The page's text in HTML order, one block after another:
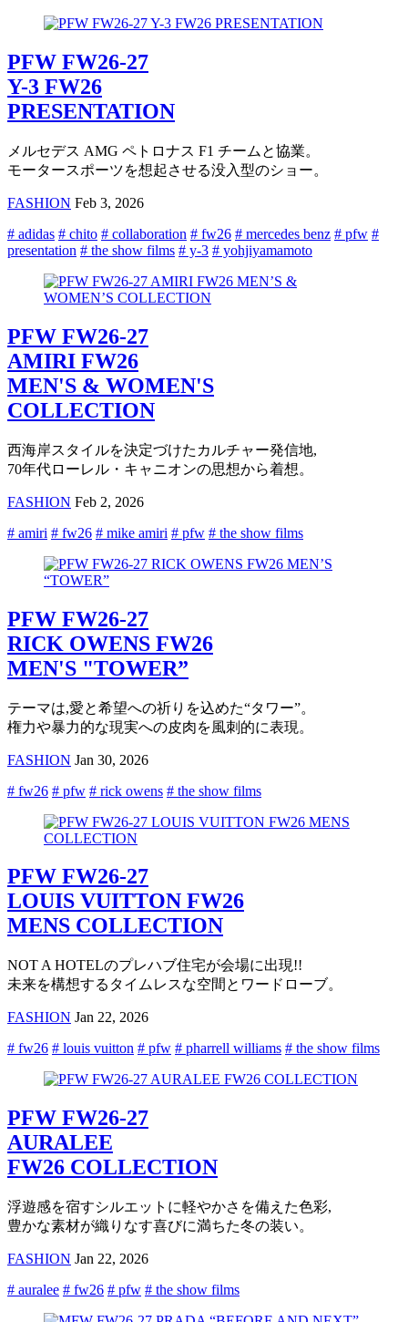
PFW FW26-27
Y-3 FW26
PRESENTATION
メルセデス AMG ペトロナス F1 チームと協業。
モータースポーツを想起させる没入型のショー。
FASHION Feb 3, 2026
# adidas # chito # collaboration # fw26 # mercedes benz # pfw #
presentation # the show films # y-3 # yohjiyamamoto
PFW FW26-27
AMIRI FW26
MEN'S & WOMEN'S
COLLECTION
西海岸スタイルを決定づけたカルチャー発信地,
70年代ローレル・キャニオンの思想から着想。
FASHION Feb 2, 2026
# amiri # fw26 # mike amiri # pfw # the show films
PFW FW26-27
RICK OWENS FW26
MEN'S "TOWER”
テーマは,愛と希望への祈りを込めた“タワー”。
権力や暴力的な現実への皮肉を風刺的に表現。
FASHION Jan 30, 2026
# fw26 # pfw # rick owens # the show films
PFW FW26-27
LOUIS VUITTON FW26
MENS COLLECTION
NOT A HOTELのプレハブ住宅が会場に出現!!
未来を構想するタイムレスな空間とワードローブ。
FASHION Jan 22, 2026
# fw26 # louis vuitton # pfw # pharrell williams # the show films
PFW FW26-27
AURALEE
FW26 COLLECTION
浮遊感を宿すシルエットに軽やかさを備えた色彩,
豊かな素材が織りなす喜びに満ちた冬の装い。
FASHION Jan 22, 2026
# auralee # fw26 # pfw # the show films